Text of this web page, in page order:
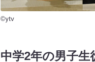
©ytv
中学2年の男子